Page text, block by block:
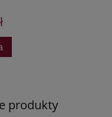
produkty